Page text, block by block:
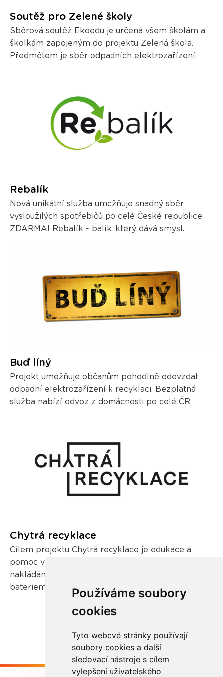
Používáme soubory
cookies
Tyto webové stránky používají
soubory cookies a další
sledovací nástroje s cílem
vylepšení uživatelského
Soutěž pro Zelené školy
Sběrová soutěž Ekoedu je určená všem školám a
školkám zapojeným do projektu Zelená škola.
Předmětem je sběr odpadních elektrozařízení.
Rebalík
Nová unikátní služba umožňuje snadný sběr
vysloužilých spotřebičů po celé České republice
ZDARMA! Rebalík - balík, který dává smysl.
Buď líný
Projekt umožňuje občanům pohodlně odevzdat
odpadní elektrozařízení k recyklaci. Bezplatná
služba nabízí odvoz z domácnosti po celé ČR.
Chytrá recyklace
Cílem projektu Chytrá recyklace je edukace a
pomoc veřejnosti v oblasti zodpovědného
nakládání s odpadními elektrozařízeními a
bateriemi.